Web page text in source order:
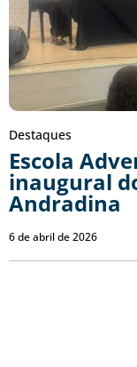
Destaques
Escola
inaugural
Andradina
6 de abril de 2026